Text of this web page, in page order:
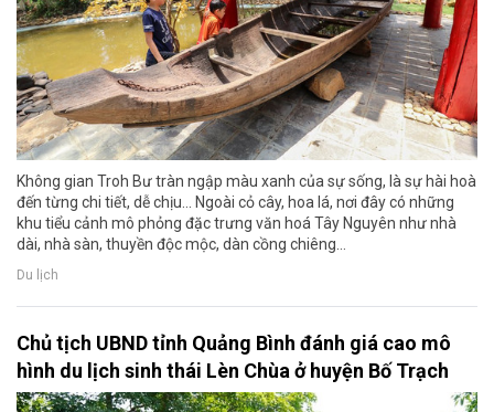
Không gian Troh Bư tràn ngập màu xanh của sự sống, là sự hài hoà
đến từng chi tiết, dễ chịu... Ngoài cỏ cây, hoa lá, nơi đây có những
khu tiểu cảnh mô phỏng đặc trưng văn hoá Tây Nguyên như nhà
dài, nhà sàn, thuyền độc mộc, dàn cồng chiêng…
Du lịch
Chủ tịch UBND tỉnh Quảng Bình đánh giá cao mô
hình du lịch sinh thái Lèn Chùa ở huyện Bố Trạch